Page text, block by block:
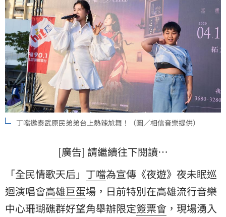
丁噹邀泰武原民弟弟台上熱辣尬舞！（圖／相信音樂提供）
[廣告] 請繼續往下閱讀…
「全民情歌天后」 丁噹為宣傳《夜遊》夜未眠巡
迴演唱會高雄巨蛋場，日前特別在高雄流行音樂
中心珊瑚礁群好望角舉辦限定簽票會 ，現場湧入